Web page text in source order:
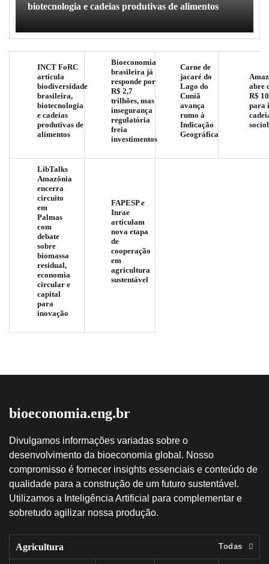
biotecnologia e cadeias produtivas de alimentos
INCT FoRC
articula
biodiversidade
brasileira,
biotecnologia
e cadeias
produtivas de
alimentos
Bioeconomia
brasileira já
responde por
R$ 2,7
trilhões, mas
insegurança
regulatória
freia
investimentos
Carne de
jacaré do
Lago do
Cuniã
avança
rumo à
Indicação
Geográfica
abre
R$
para
LibTalks
Amazônia
encerra
circuito
em
Palmas
com
debate
sobre
biomassa
residual,
economia
circular e
capital
para
inovação
FAPESP e
Inrae
articulam
nova etapa
de
cooperação
em
agricultura
sustentável
bioeconomia.eng.br
Divulgamos informações variadas sobre o
desenvolvimento da bioeconomia global. Nosso
compromisso é fornecer insights essenciais e conteúdo de
qualidade para a construção de um futuro sustentável.
Utilizamos a Inteligência Artificial para complementar e
sobretudo agilizar nossa produção.
Agricultura Todas